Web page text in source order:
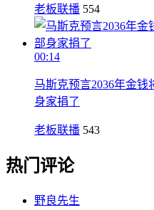
老板联播 554
00:14
马斯克预言2036年金
身家捐了
老板联播 543
热门评论
野良先生